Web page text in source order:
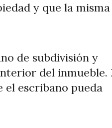
y que la
de subdivisión y
del inmueble.
el escribano pueda